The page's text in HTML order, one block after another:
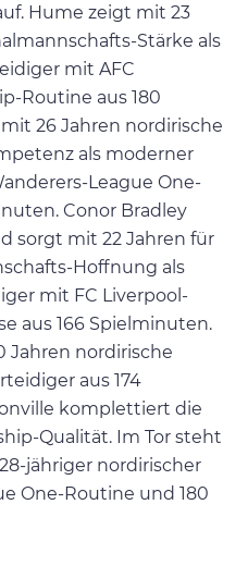
Hume zeigt mit 23
Stärke als
mit AFC
Routine aus 180
26 Jahren nordirische
als moderner
League One-
Conor Bradley
sorgt mit 22 Jahren für
Hoffnung als
mit FC Liverpool-
aus 166 Spielminuten.
Jahren nordirische
aus 174
komplettiert die
Qualität. Im Tor steht
jähriger nordirischer
One-Routine und 180